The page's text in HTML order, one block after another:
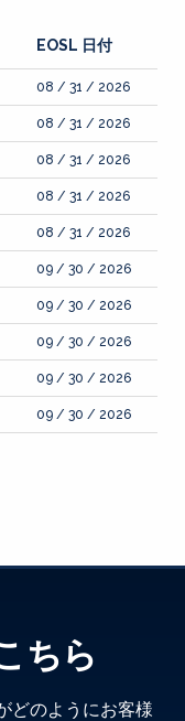
EOSL 日付
08 / 31 / 2026
08 / 31 / 2026
08 / 31 / 2026
08 / 31 / 2026
08 / 31 / 2026
09 / 30 / 2026
09 / 30 / 2026
09 / 30 / 2026
09 / 30 / 2026
09 / 30 / 2026
ちら
どのようにお客様